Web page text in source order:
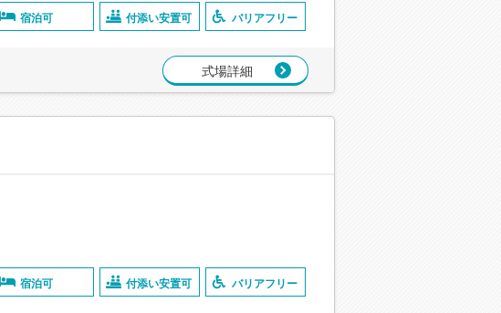
宿泊可 付添い安置可 バリアフリー
式場詳細
宿泊可 付添い安置可 バリアフリー